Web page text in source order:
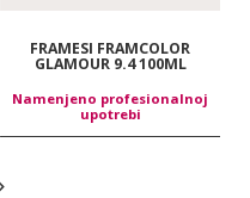
FRAMESI FRAMCOLOR
GLAMOUR 9.4 100ML
Namenjeno profesionalnoj
upotrebi